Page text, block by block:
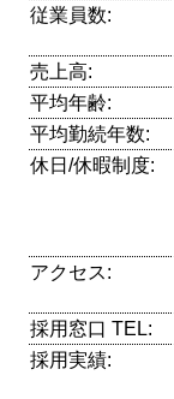
従業員数:
売上高:
平均年齢:
平均勤続年数:
休日/休暇制度:
アクセス:
採用窓口 TEL:
採用実績: